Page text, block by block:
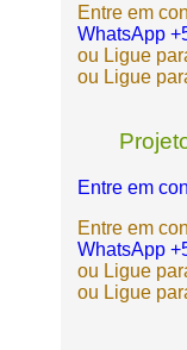
Entre em
WhatsApp
ou Ligue
ou Ligue
Entre em
Entre em
WhatsApp
ou Ligue
ou Ligue